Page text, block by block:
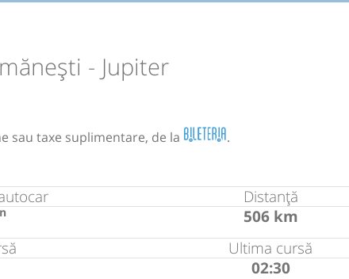
- Jupiter
sau taxe suplimentare, de la .
Distanță
506 km
Ultima cursă
02:30